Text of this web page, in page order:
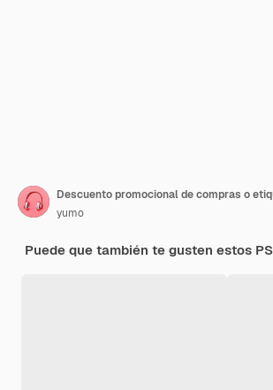
yumo
Puede que también te gusten estos